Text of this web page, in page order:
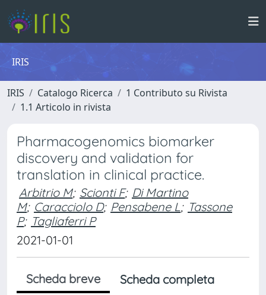
IRIS
IRIS Catalogo Ricerca
1 Contributo su Rivista
1.1 Articolo in rivista
Pharmacogenomics biomarker
discovery and validation for
translation in clinical practice.
Arbitrio M; Scionti F; Di Martino
M; Caracciolo D; Pensabene L; Tassone
P; Tagliaferri P
2021-01-01
Scheda breve
Scheda completa